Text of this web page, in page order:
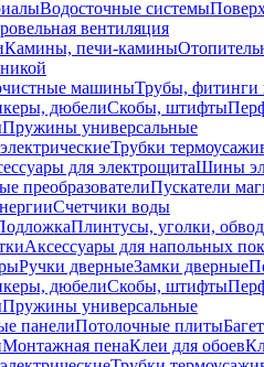
Водосточные системы
вентиляция
Камины, печи-камины
машиныТрубы, фитинги
дюбелиСкобы, штифты
Пружины универсальные
Трубки
для электрощитаШины
преобразователиПускатели
Счетчики воды
Плинтусы, уголки,
Аксессуары для напольных
Ручки дверныеЗамки дверные
дюбелиСкобы, штифты
Пружины универсальные
панелиПотолочные плиты
Монтажная пенаКлеи для обоев